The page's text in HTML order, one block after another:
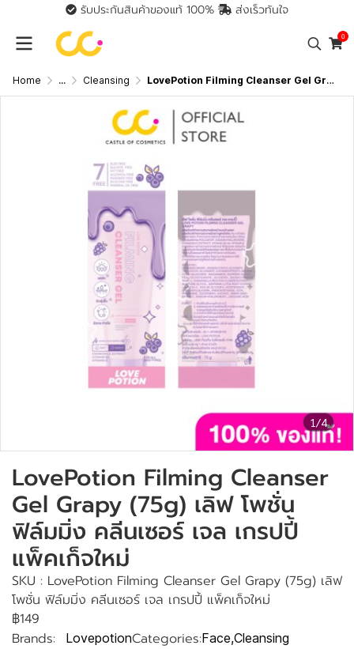
รับประกันสินค้าของแท้ 100% ส่งเร็วทันใจ
0
Home ... Cleansing LovePotion Filming Cleanser Gel Grapy (75g) เลิฟ โพชั่น ฟิล์มมิ่ง คลีนเซอร์ เจล เกรปปี้ แพ็คเก็จใหม่
1/4
LovePotion Filming Cleanser
Gel Grapy (75g) เลิฟ โพชั่น
ฟิล์มมิ่ง คลีนเซอร์ เจล เกรปปี้
แพ็คเก็จใหม่
SKU : LovePotion Filming Cleanser Gel Grapy (75g) เลิฟ
โพชั่น ฟิล์มมิ่ง คลีนเซอร์ เจล เกรปปี้ แพ็คเก็จใหม่
฿149
Brands:
LovepotionCategories:Face,Cleansing